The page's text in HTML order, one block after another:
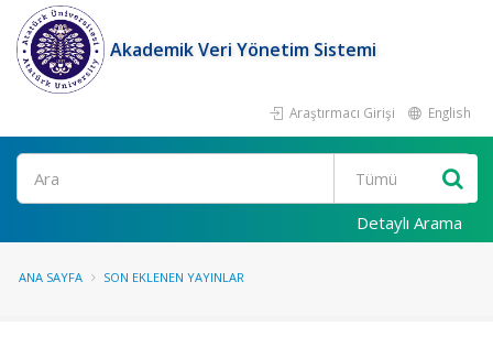
Akademik Veri Yönetim Sistemi
Araştırmacı Girişi English
Ara
Detaylı Arama
ANA SAYFA SON EKLENEN YAYINLAR